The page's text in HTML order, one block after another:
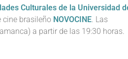
Culturales de la Universidad
cine brasileño NOVOCINE. Las
a partir de las 19:30 horas.